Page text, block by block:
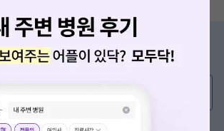
료, 궁금한 점이 있나요?
의사가 직접 답해드려요!
보세요
료상담 서비스에 다양한 게시글 보러가기